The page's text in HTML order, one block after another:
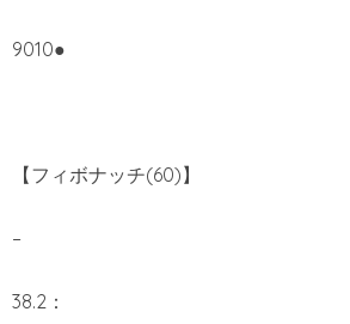
9010●
【フィボナッチ(60)】
–
38.2：